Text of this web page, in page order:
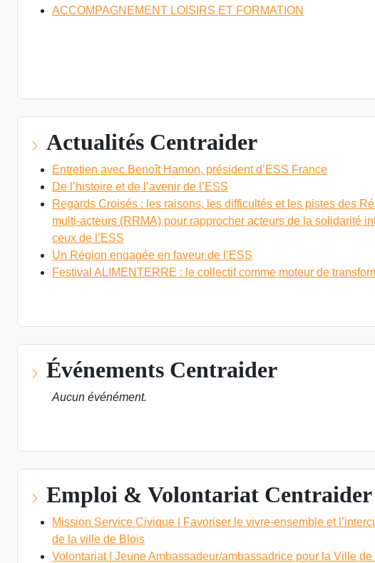
ACCOMPAGNEMENT LOISIRS ET FORMATION
Actualités Centraider
Entretien avec Benoît Hamon, président d’ESS France
De l’histoire et de l’avenir de l’ESS
Regards Croisés : les raisons, les difficultés et les pistes des
multi-acteurs (RRMA) pour rapprocher acteurs de la solidarité
ceux de l’ESS
Un Région engagée en faveur de l’ESS
Festival ALIMENTERRE : le collectif comme moteur de
Événements Centraider
Aucun événément.
Emploi & Volontariat Centraider
Mission Service Civique | Favoriser le vivre-ensemble et
de la ville de Blois
Volontariat | Jeune Ambassadeur/ambassadrice pour la Ville de